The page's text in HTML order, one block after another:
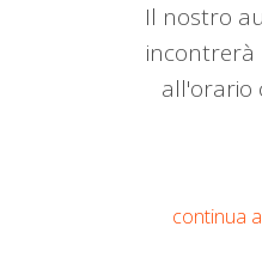
Il nostro
incontrerà
all'orario
continua